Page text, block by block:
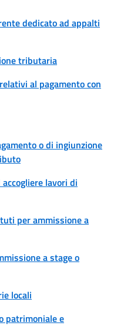
dedicato ad appalti
tributaria
al pagamento con
o di ingiunzione
lavori di
per ammissione a
a stage o
locali
patrimoniale e